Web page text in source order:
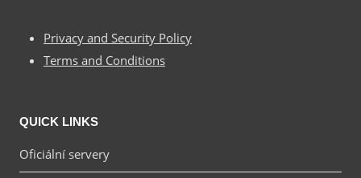
Privacy and Security Policy
Terms and Conditions
QUICK LINKS
Oficiální servery